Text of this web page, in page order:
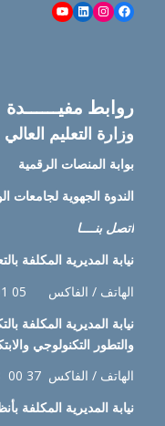
Facebook
Instagram
LinkedIn
YouTube
روابط مفيــــــدة
وزارة التعليم
بوابة المنصات الرقمية
الندوة الجهوية لجامعات
اتصل بنــــا
نيابة المديرية المكلفة
الهاتف / الفاكس 05 01 38 24 (+213)
نيابة المديرية المكلفة
والتطور التكنولوجي
الهاتف / الفاكس 37 00 38 24 (+213)
نيابة المديرية المكلفة